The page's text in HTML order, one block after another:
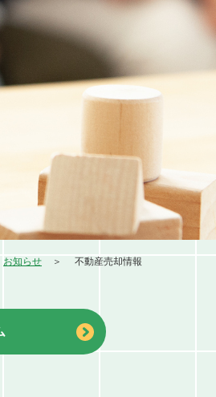
お知らせ 不動産売却情報